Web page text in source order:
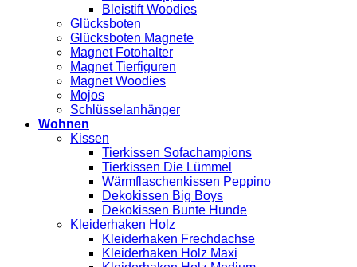
Bleistift Woodies
Glücksboten
Glücksboten Magnete
Magnet Fotohalter
Magnet Tierfiguren
Magnet Woodies
Mojos
Schlüsselanhänger
Wohnen
Kissen
Tierkissen Sofachampions
Tierkissen Die Lümmel
Wärmflaschenkissen Peppino
Dekokissen Big Boys
Dekokissen Bunte Hunde
Kleiderhaken Holz
Kleiderhaken Frechdachse
Kleiderhaken Holz Maxi